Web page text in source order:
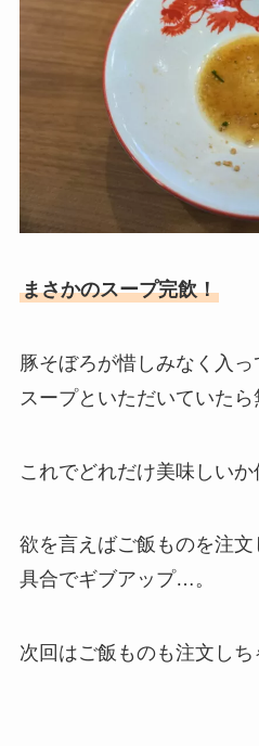
まさかのスープ完飲！
豚そぼろが惜しみなく入
スープといただいていた
これでどれだけ美味しいか
欲を言えばご飯ものを注
具合でギブアップ…。
次回はご飯ものも注文しち